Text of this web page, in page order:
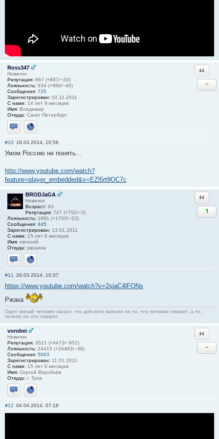
Ross347
Новичок
Репутация: 867 (+887/−20)
Лояльность: 934 (+980/−46)
Сообщения: 725
Зарегистрирован: 02.11.2011
С нами: 14 лет 9 месяцев
Имя: Владимир
Откуда: Санкт Петербург
Отправить личное сообщение
Сайт
−
#10 18.03.2014, 10:56
Умом Россию не понять...
http://www.youtube.com/watch?
feature=player_embedded&v=EZl5rt9OC7c
BRODJaGA
Новичок
Возраст: 63
Репутация: 747 (+752/−5)
Лояльность: 1681 (+1703/−22)
Сообщения: 445
Зарегистрирован: 13.01.2011
С нами: 15 лет 6 месяцев
Имя: евгений
Откуда: украина
Отправить личное сообщение
Сайт
1
#11 26.03.2014, 10:37
https://www.youtube.com/watch?v=2sjaC4lFONs
Ржака
Один умный человек сказал, что для него важнее не то, что человек говорит, а то,
почему он это говорит.
vorobei
Новичок
Репутация: 3521 (+4473/−952)
Лояльность: 24415 (+24463/−48)
Сообщения: 5003
Зарегистрирован: 11.01.2011
С нами: 15 лет 6 месяцев
Имя: Сергей Воробьёв
Откуда: г. Тула
Отправить личное сообщение
Сайт
−
#12 04.04.2014, 07:18